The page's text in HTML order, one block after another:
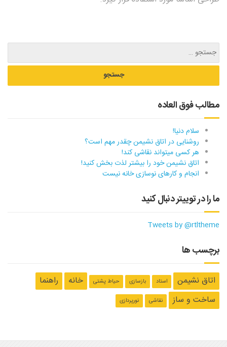
مطالب فوق العاده
سلام دنیا!
روشنایی در اتاق نشیمن چقدر مهم است؟
هر کسی میتواند نقاشی کند!
اتاق نشیمن خود را بیشتر لذت بخش کنید!
انجام و کارهای نوسازی خانه نیست
ما را در توییتر دنبال کنید
Tweets by @rtltheme
برچسب ها
اتاق نشیمن استاد بازسازی حیاط پشتی خانه
راهنما
ساخت و ساز
نقاشی نورپردازی